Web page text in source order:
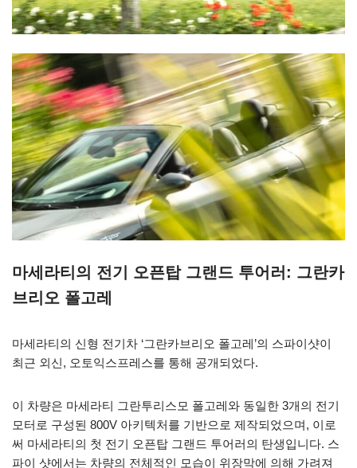
마세라티의 전기 오픈탑 그랜드 투어러: 그란카
브리오 폴고레
마세라티의 신형 전기차 ‘그란카브리오 폴고레’의 스파이샷이
최근 외신, 오토익스프레스를 통해 공개되었다.
이 차량은 마세라티 그란투리스모 폴고레와 동일한 3개의 전기
모터로 구성된 800V 아키텍처를 기반으로 제작되었으며, 이로
써 마세라티의 첫 전기 오픈탑 그랜드 투어러의 탄생입니다. 스
파이 샷에서는 차량의 전체적인 모습이 위장막에 의해 가려져